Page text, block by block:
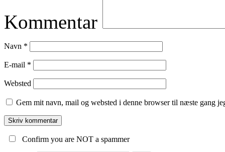
Kommentar
Navn *
E-mail *
Websted
Gem mit navn, mail og websted i denne browser til næste gang
Confirm you are NOT a spammer